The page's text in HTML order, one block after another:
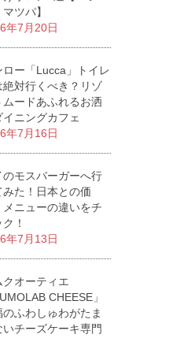
ツパ】
年7月20日
ロー「Lucca」トイレ
絶対行くべき？リゾ
ムードあふれるお洒
イニングカフェ
年7月16日
のモスバーガーへ行
みた！日本との価
メニューの違いをチ
！
年7月13日
クオーティエ
CHEESE」
のふわしゅわがたま
いチーズケーキ専門